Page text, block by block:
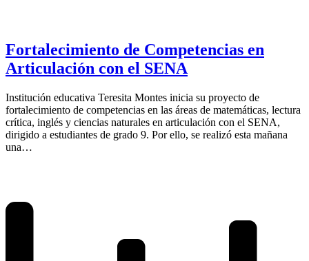
Fortalecimiento de Competencias en
Articulación con el SENA
Institución educativa Teresita Montes inicia su proyecto de
fortalecimiento de competencias en las áreas de matemáticas, lectura
crítica, inglés y ciencias naturales en articulación con el SENA,
dirigido a estudiantes de grado 9. Por ello, se realizó esta mañana
una…